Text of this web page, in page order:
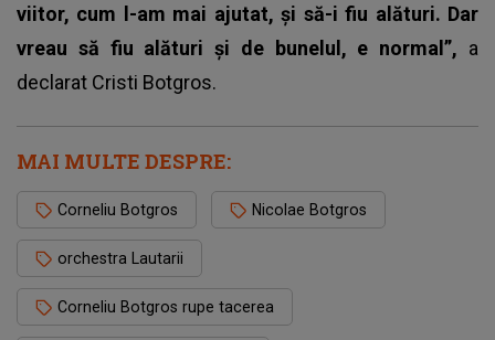
viitor, cum l-am mai ajutat, și să-i fiu alături. Dar
vreau să fiu alături și de bunelul, e normal”, a
declarat Cristi Botgros.
MAI MULTE DESPRE:
Corneliu Botgros Nicolae Botgros
orchestra Lautarii
Corneliu Botgros rupe tacerea